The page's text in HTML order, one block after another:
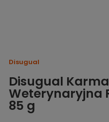
Disugual
Disugual
Weterynaryjna
85 g